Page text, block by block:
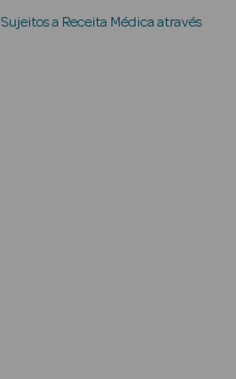
a Receita Médica através